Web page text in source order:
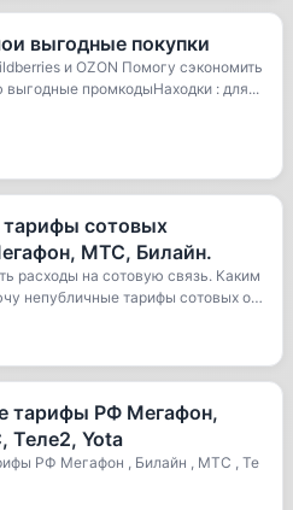
выгодные покупки
и OZON Помогу сэкономить
промкодыНаходки : для...
сотовых
МТС, Билайн.
расходы на сотовую связь. Каким
непубличные тарифы сотовых оп
тарифы РФ Мегафон,
Теле2, Yota
РФ Мегафон , Билайн , МТС , Те